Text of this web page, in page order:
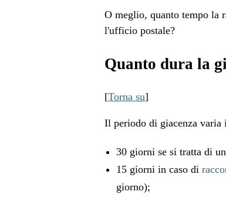
O meglio, quanto tempo la
l'ufficio postale?
Quanto dura la
[Torna su]
Il periodo di giacenza varia
30 giorni se si tratta di
15 giorni in caso di
giorno);